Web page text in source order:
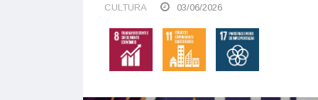
CULTURA 03/06/2026